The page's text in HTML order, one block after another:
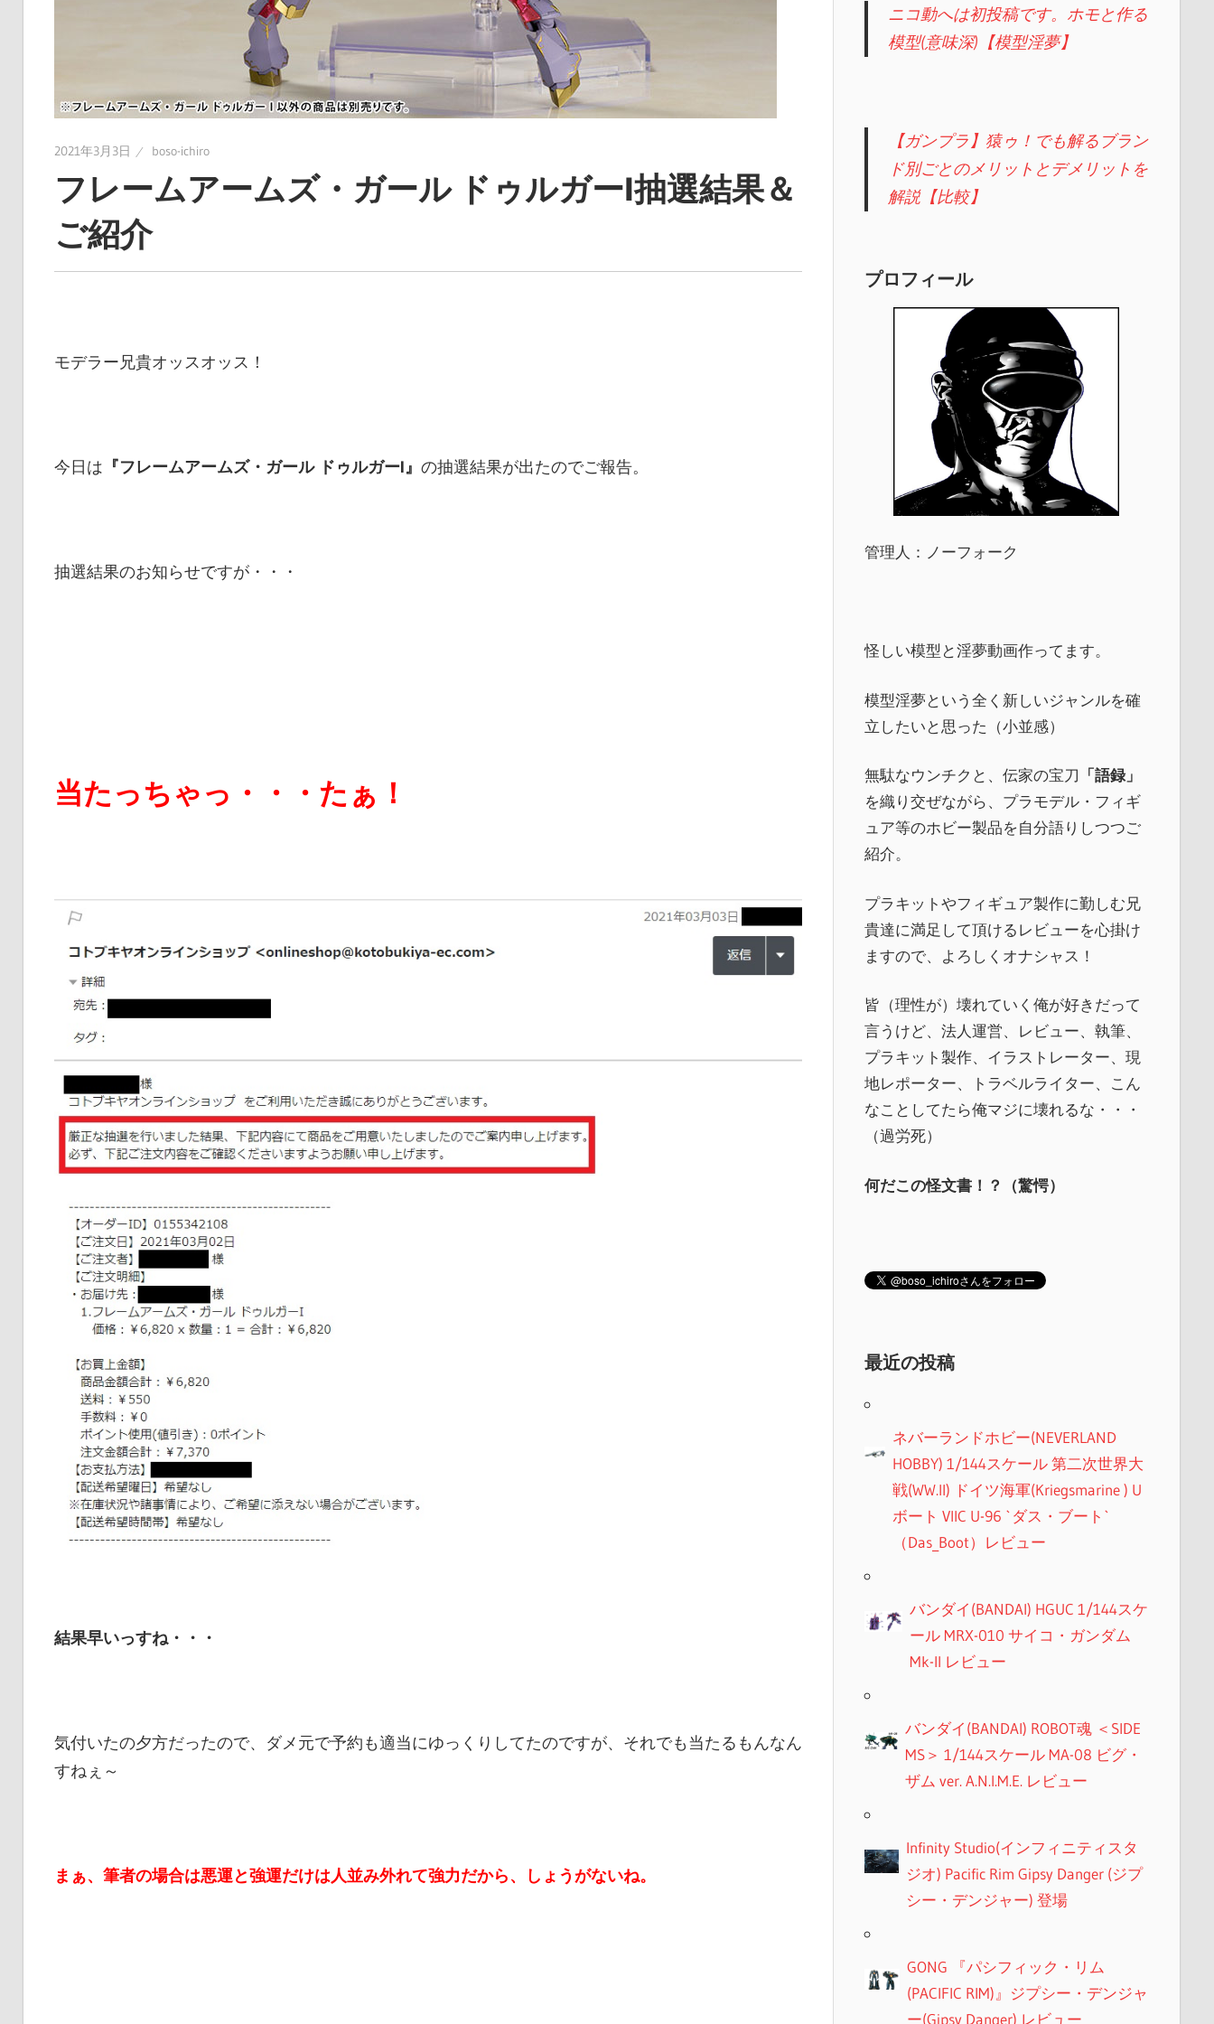
プ
製
作
ー
レ
を
2021年3月3日 boso-ichiro
フレームアームズ・ガール ドゥルガーI抽選結果＆
ご紹介
モデラー兄貴オッスオッス！
今日は 『フレームアームズ・ガール ドゥルガーI』 の抽選結果が出たのでご報告。
抽選結果のお知らせですが・・・
当たっちゃっ・・・たぁ！
結果早いっすね・・・
気付いたの夕方だったので、ダメ元で予約も適当にゆっくりしてたのですが、それでも当たるもんなん
すねぇ～
まぁ、筆者の場合は悪運と強運だけは人並み外れて強力だから、しょうがないね。
ニコ動へは初投稿です。ホモと作る
模型(意味深)【模型淫夢】
【ガンプラ】猿ゥ！でも解るブラン
ド別ごとのメリットとデメリットを
解説【比較】
プロフィール
管理人：ノーフォーク
怪しい模型と淫夢動画作ってます。
模型淫夢という全く新しいジャンルを確
立したいと思った（小並感）
無駄なウンチクと、伝家の宝刀 「語録」
を織り交ぜながら、プラモデル・フィギ
ュア等のホビー製品を自分語りしつつご
紹介。
プラキットやフィギュア製作に勤しむ兄
貴達に満足して頂けるレビューを心掛け
ますので、よろしくオナシャス！
皆（理性が）壊れていく俺が好きだって
言うけど、法人運営、レビュー、執筆、
プラキット製作、イラストレーター、現
地レポーター、トラベルライター、こん
なことしてたら俺マジに壊れるな・・・
（過労死）
何だこの怪文書！？（驚愕）
最近の投稿
ネバーランドホビー(NEVERLAND
HOBBY) 1/144スケール 第二次世界大
戦(WW.II) ドイツ海軍(Kriegsmarine ) U
ボート VIIC U-96 `ダス・ブート`
（Das_Boot）レビュー
バンダイ(BANDAI) HGUC 1/144スケ
ール MRX-010 サイコ・ガンダム
Mk-II レビュー
バンダイ(BANDAI) ROBOT魂 ＜SIDE
MS＞ 1/144スケール MA-08 ビグ・
ザム ver. A.N.I.M.E. レビュー
Infinity Studio(インフィニティスタ
ジオ) Pacific Rim Gipsy Danger (ジプ
シー・デンジャー) 登場
GONG 『パシフィック・リム
(PACIFIC RIM)』ジプシー・デンジャ
ー(Gipsy Danger) レビュー